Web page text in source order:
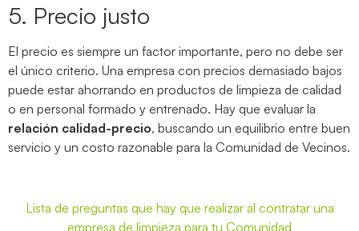
5. Precio justo
El precio es siempre un factor importante, pero no debe ser
el único criterio. Una empresa con precios demasiado bajos
puede estar ahorrando en productos de limpieza de calidad
o en personal formado y entrenado. Hay que evaluar la
relación calidad-precio, buscando un equilibrio entre buen
servicio y un costo razonable para la Comunidad de Vecinos.
Lista de preguntas que hay que realizar al contratar una
empresa de limpieza para tu Comunidad